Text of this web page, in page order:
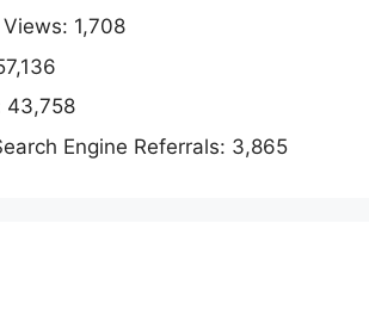
1,708
43,758
Engine Referrals: 3,865